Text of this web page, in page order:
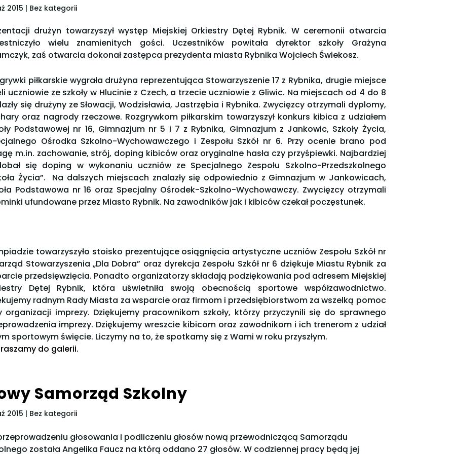
2015 | Bez kategorii
drużyn towarzyszył występ Miejskiej Orkiestry Dętej Rybnik. W ceremonii otwarcia
wielu znamienitych gości. Uczestników powitała dyrektor szkoły Grażyna
zaś otwarcia dokonał zastępca prezydenta miasta Rybnika Wojciech Świekosz.
piłkarskie wygrała drużyna reprezentująca Stowarzyszenie 17 z Rybnika, drugie miejsce
uczniowie ze szkoły w Hlucinie z Czech, a trzecie uczniowie z Gliwic. Na miejscach od 4 do 8
się drużyny ze Słowacji, Wodzisławia, Jastrzębia i Rybnika. Zwycięzcy otrzymali dyplomy,
oraz nagrody rzeczowe. Rozgrywkom piłkarskim towarzyszył konkurs kibica z udziałem
Podstawowej nr 16, Gimnazjum nr 5 i 7 z Rybnika, Gimnazjum z Jankowic, Szkoły Życia,
Ośrodka Szkolno-Wychowawczego i Zespołu Szkół nr 6. Przy ocenie brano pod
m.in. zachowanie, strój, doping kibiców oraz oryginalne hasła czy przyśpiewki. Najbardziej
się doping w wykonaniu uczniów ze Specjalnego Zespołu Szkolno-Przedszkolnego
Życia”. Na dalszych miejscach znalazły się odpowiednio z Gimnazjum w Jankowicach,
Podstawowa nr 16 oraz Specjalny Ośrodek-Szkolno-Wychowawczy. Zwycięzcy otrzymali
ufundowane przez Miasto Rybnik. Na zawodników jak i kibiców czekał poczęstunek.
towarzyszyło stoisko prezentujące osiągnięcia artystyczne uczniów Zespołu Szkół nr
Stowarzyszenia „Dla Dobra” oraz dyrekcja Zespołu Szkół nr 6 dziękuje Miastu Rybnik za
przedsięwzięcia. Ponadto organizatorzy składają podziękowania pod adresem Miejskiej
Dętej Rybnik, która uświetniła swoją obecnością sportowe współzawodnictwo.
radnym Rady Miasta za wsparcie oraz firmom i przedsiębiorstwom za wszelką pomoc
organizacji imprezy. Dziękujemy pracownikom szkoły, którzy przyczynili się do sprawnego
imprezy. Dziękujemy wreszcie kibicom oraz zawodnikom i ich trenerom z udział
sportowym święcie. Liczymy na to, że spotkamy się z Wami w roku przyszłym.
do galerii.
Samorząd Szkolny
2015 | Bez kategorii
głosowania i podliczeniu głosów nową przewodniczącą Samorządu
została Angelika Faucz na którą oddano 27 głosów. W codziennej pracy będą jej